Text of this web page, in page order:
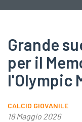
Grande
per il
l'Olympic
CALCIO GIOVANILE
18 Maggio 2026